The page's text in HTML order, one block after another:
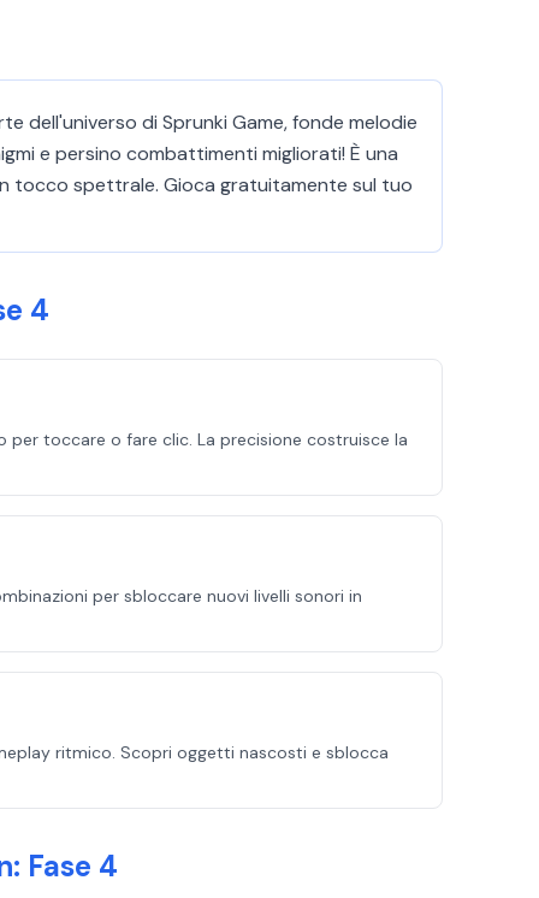
dell'universo di Sprunki Game, fonde melodie
e persino combattimenti migliorati! È una
tocco spettrale. Gioca gratuitamente sul tuo
4
toccare o fare clic. La precisione costruisce la
per sbloccare nuovi livelli sonori in
ritmico. Scopri oggetti nascosti e sblocca
Fase 4